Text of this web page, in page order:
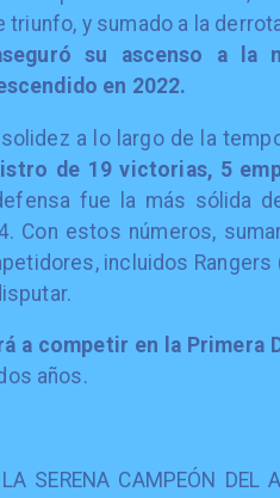
y sumado a la
su ascenso a la
en 2022.
a lo largo de la
de 19 victorias, 5
fue la más sólida
Con estos números,
incluidos Rangers
a competir en la Primera
años.
SERENA CAMPEÓN DEL